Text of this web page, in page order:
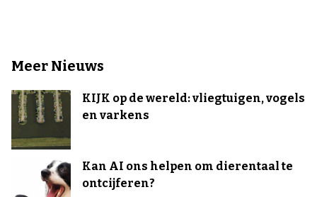
Meer Nieuws
KIJK op de wereld: vliegtuigen, vogels
en varkens
Kan AI ons helpen om dierentaal te
ontcijferen?